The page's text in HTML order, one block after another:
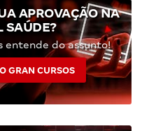
APROVAÇÃO NA
SAÚDE?
entende do assunto!
GRAN CURSOS